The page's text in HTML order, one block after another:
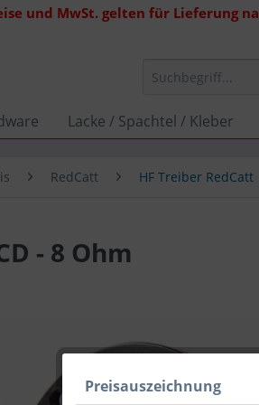
und MwSt. gelten für Lieferung
Lacke / Spachtel / Kleber
RedCatt HF Treiber RedCatt
- 8 Ohm
Preisauszeichnung